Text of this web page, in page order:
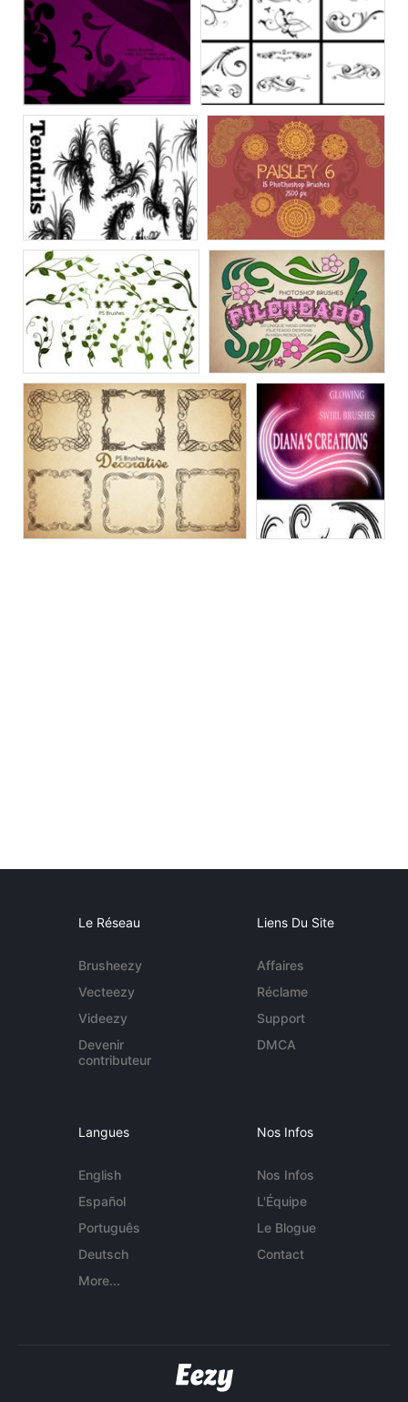
Le Réseau
Brusheezy
Vecteezy
Videezy
Devenir
contributeur
Liens Du Site
Affaires
Réclame
Support
DMCA
Langues
English
Español
Português
Deutsch
More...
Nos Infos
Nos Infos
L'Équipe
Le Blogue
Contact